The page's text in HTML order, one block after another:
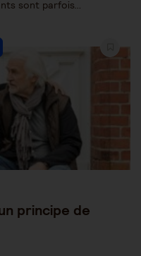
sont parfois…
principe de